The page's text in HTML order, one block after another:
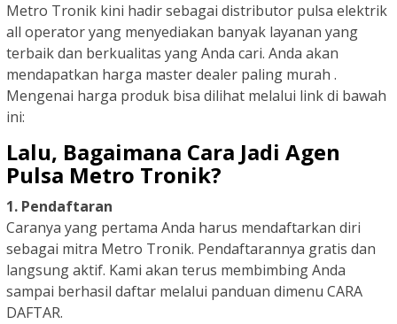
Metro Tronik kini hadir sebagai distributor pulsa elektrik
all operator yang menyediakan banyak layanan yang
terbaik dan berkualitas yang Anda cari. Anda akan
mendapatkan harga master dealer paling murah .
Mengenai harga produk bisa dilihat melalui link di bawah
ini:
Lalu, Bagaimana Cara Jadi Agen
Pulsa Metro Tronik?
1. Pendaftaran
Caranya yang pertama Anda harus mendaftarkan diri
sebagai mitra Metro Tronik. Pendaftarannya gratis dan
langsung aktif. Kami akan terus membimbing Anda
sampai berhasil daftar melalui panduan dimenu CARA
DAFTAR.